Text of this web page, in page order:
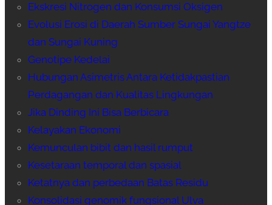
Ekskresi Nitrogen dan Konsumsi Oksigen
Evolusi Erosi di Daerah Sumber Sungai Yangtze
dan Sungai Kuning
Genotipe Kedelai
Hubungan Asimetris Antara Ketidakpastian
Perdagangan dan Kualitas Lingkungan
Jika Dinding Ini Bisa Berbicara
Kelayakan Ekonomi
Kemunculan bibit dan hasil rumput
Kesetaraan temporal dan spasial
Ketatnya dan perbedaan Batas Residu
Konsolidasi genomik fungsional Ulva